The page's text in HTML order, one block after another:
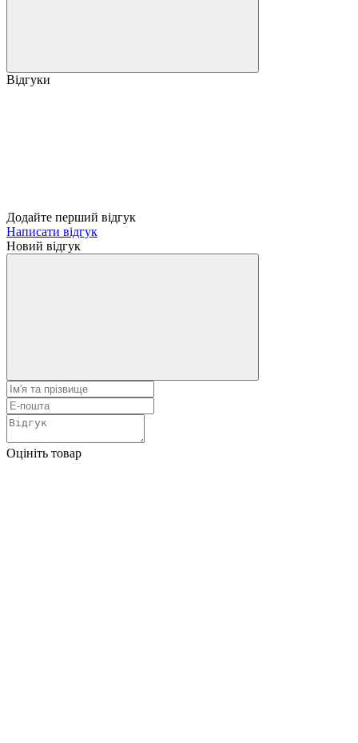
Відгуки
Додайте перший відгук
Написати відгук
Новий відгук
Оцініть товар